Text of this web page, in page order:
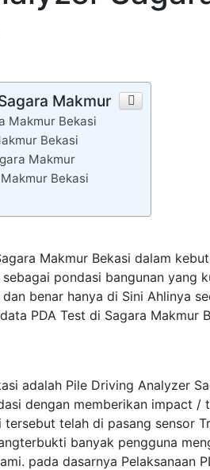
Makmur
Makmur Bekasi
Bekasi
Makmur
Bekasi
Makmur Bekasi dalam
pondasi bangunan yang
benar hanya di Sini Ahlinya
PDA Test di Sagara Makmur
adalah Pile Driving Analyzer
dengan memberikan impact /
tersebut telah di pasang sensor
banyak pengguna
pada dasarnya Pelaksanaan